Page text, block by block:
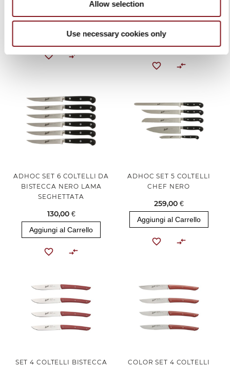
Allow selection
Use necessary cookies only
22,00 €
Aggiungi al Carrello
ADHOC SET 6 COLTELLI DA
BISTECCA NERO LAMA
SEGHETTATA
130,00 €
Aggiungi al Carrello
ADHOC SET 5 COLTELLI
CHEF NERO
259,00 €
Aggiungi al Carrello
SET 4 COLTELLI BISTECCA
COLOR SET 4 COLTELLI